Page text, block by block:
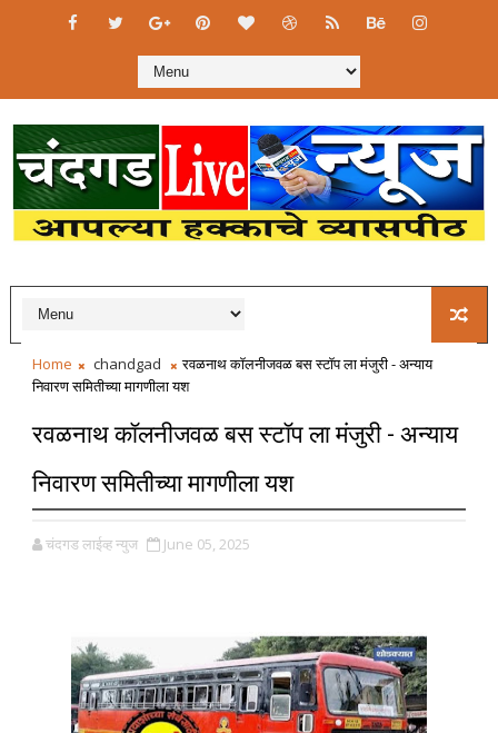
Home chandgad
रवळनाथ कॉलनीजवळ बस स्टॉप ला मंजुरी - अन्याय
निवारण समितीच्या मागणीला यश
रवळनाथ कॉलनीजवळ बस स्टॉप ला मंजुरी - अन्याय
निवारण समितीच्या मागणीला यश
चंदगड लाईव्ह न्युज June 05, 2025